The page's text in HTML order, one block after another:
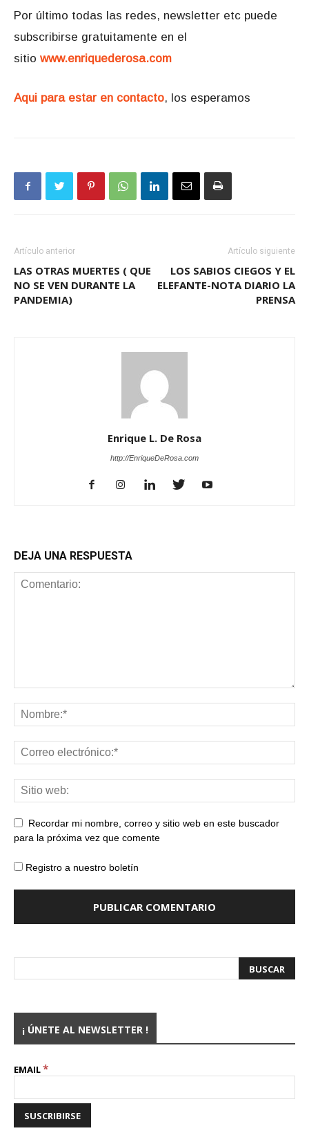
Por último todas las redes, newsletter etc puede
subscribirse gratuitamente en el
sitio www.enriquederosa.com
Aqui para estar en contacto, los esperamos
Artículo anterior
LAS OTRAS MUERTES ( QUE
NO SE VEN DURANTE LA
PANDEMIA)
Artículo siguiente
LOS SABIOS CIEGOS Y EL
ELEFANTE-NOTA DIARIO LA
PRENSA
Enrique L. De Rosa
http://EnriqueDeRosa.com
DEJA UNA RESPUESTA
Recordar mi nombre, correo y sitio web en este buscador
para la próxima vez que comente
Registro a nuestro boletín
¡ ÚNETE AL NEWSLETTER !
EMAIL*